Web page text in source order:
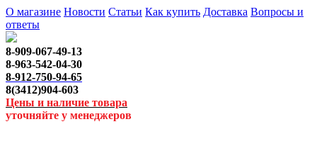
О магазине Новости Статьи Как купить Доставка Вопросы и
ответы
8-909-067-49-13
8-963-542-04-30
8-912-750-94-65
8(3412)904-603
Цены и наличие товара
уточняйте у менеджеров